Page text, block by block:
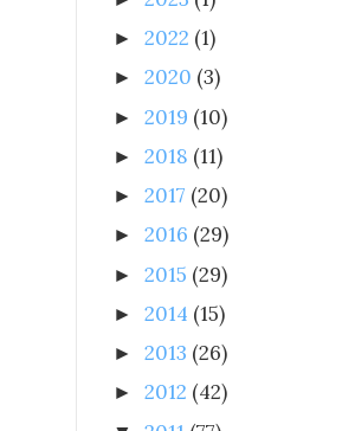
► 2022 (1)
► 2020 (3)
► 2019 (10)
► 2018 (11)
► 2017 (20)
► 2016 (29)
► 2015 (29)
► 2014 (15)
► 2013 (26)
► 2012 (42)